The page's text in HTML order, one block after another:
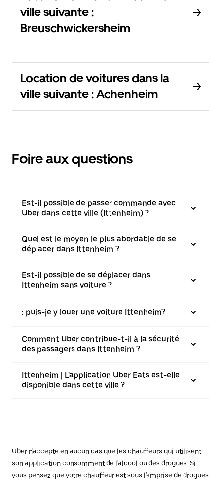
ville suivante :
Breuschwickersheim
Location de voitures dans la
ville suivante : Achenheim
Foire aux questions
Est-il possible de passer commande avec
Uber dans cette ville (Ittenheim) ?
Quel est le moyen le plus abordable de se
déplacer dans Ittenheim ?
Est-il possible de se déplacer dans
Ittenheim sans voiture ?
: puis-je y louer une voiture Ittenheim?
Comment Uber contribue-t-il à la sécurité
des passagers dans Ittenheim ?
Ittenheim | L'application Uber Eats est-elle
disponible dans cette ville ?
Uber n'accepte en aucun cas que les chauffeurs qui utilisent
son application consomment de l'alcool ou des drogues. Si
vous pensez que votre chauffeur est sous l'emprise de drogues